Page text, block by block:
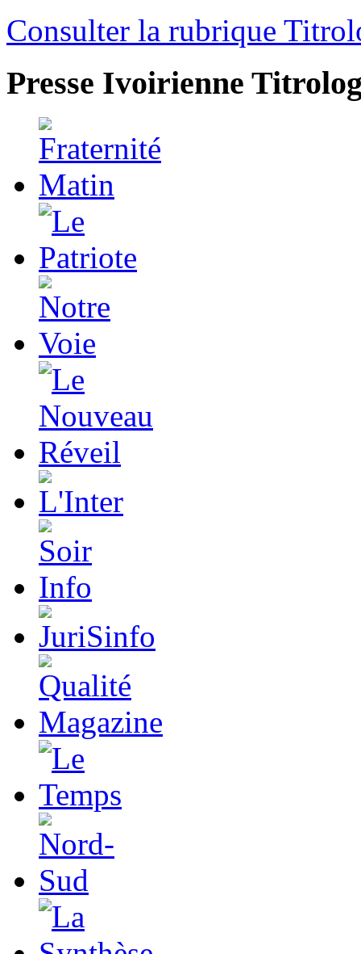
Consulter la rubrique
Presse Ivoirienne